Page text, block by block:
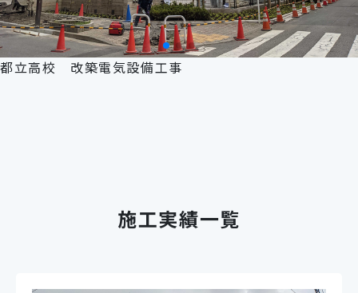
都立高校 改築電気設備工事
施工実績一覧